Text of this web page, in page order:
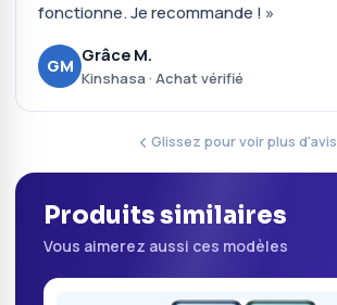
fonctionne. Je recommande ! »
GM Grâce M.
Kinshasa · Achat vérifié
Glissez pour voir plus d'avis
Produits similaires
Vous aimerez aussi ces modèles